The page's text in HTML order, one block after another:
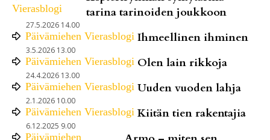
Vierasblogi
tarina tarinoiden joukkoon
27.5.2026 14.00
Päivämiehen Vierasblogi Ihmeellinen ihminen
3.5.2026 13.00
Päivämiehen Vierasblogi Olen lain rikkoja
24.4.2026 13.00
Päivämiehen Vierasblogi Uuden vuoden lahja
2.1.2026 10.00
Päivämiehen Vierasblogi Kiitän tien rakentajia
6.12.2025 9.00
Päivämiehen